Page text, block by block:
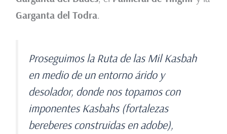
Garganta del Todra.
Proseguimos la Ruta de las Mil Kasbah
en medio de un entorno árido y
desolador, donde nos topamos con
imponentes Kasbahs (fortalezas
bereberes construidas en adobe),